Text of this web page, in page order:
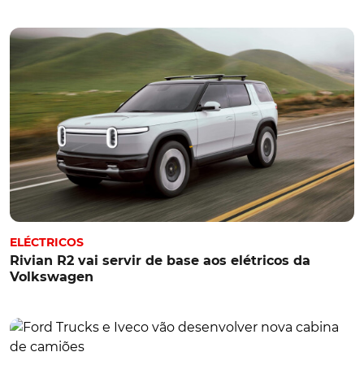
ELÉCTRICOS
Rivian R2 vai servir de base aos elétricos da
Volkswagen